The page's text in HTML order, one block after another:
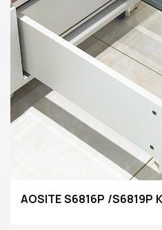
AOSITE S6816P /S6819P